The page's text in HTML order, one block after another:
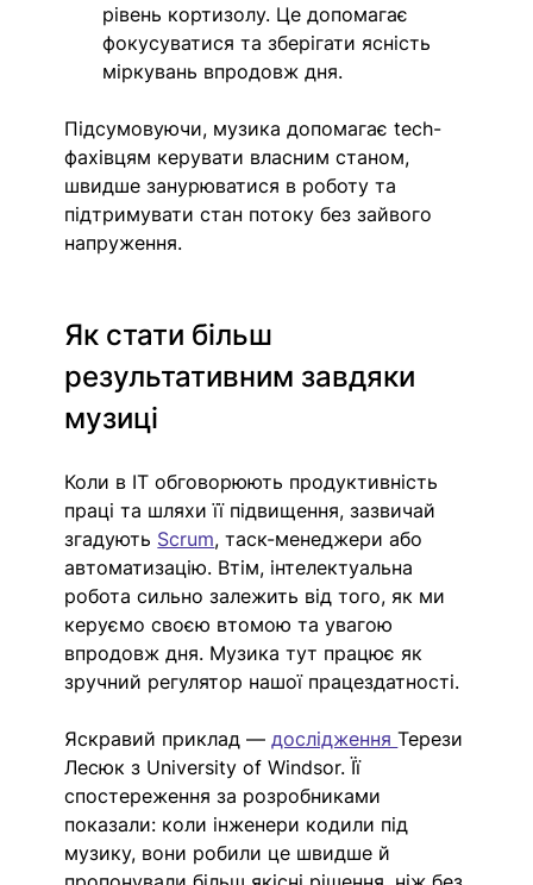
рівень кортизолу. Це допомагає
фокусуватися та зберігати ясність
міркувань впродовж дня.
Підсумовуючи, музика допомагає tech-
фахівцям керувати власним станом,
швидше занурюватися в роботу та
підтримувати стан потоку без зайвого
напруження.
Як стати більш
результативним завдяки
музиці
Коли в IT обговорюють продуктивність
праці та шляхи її підвищення, зазвичай
згадують Scrum, таск-менеджери або
автоматизацію. Втім, інтелектуальна
робота сильно залежить від того, як ми
керуємо своєю втомою та увагою
впродовж дня. Музика тут працює як
зручний регулятор нашої працездатності.
Яскравий приклад — дослідження Терези
Лесюк з University of Windsor. Її
спостереження за розробниками
показали: коли інженери кодили під
музику, вони робили це швидше й